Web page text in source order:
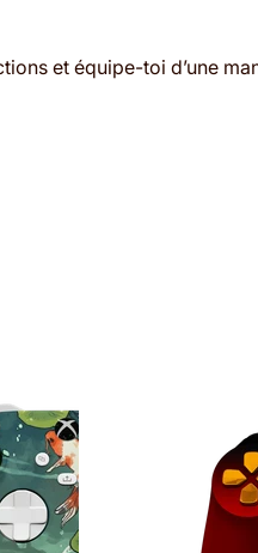
et équipe-toi d’une